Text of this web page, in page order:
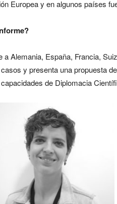
Europea y en algunos países
Alemania, España, Francia,
y presenta una propuesta
de Diplomacia